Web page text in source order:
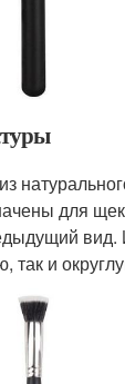
для
так и